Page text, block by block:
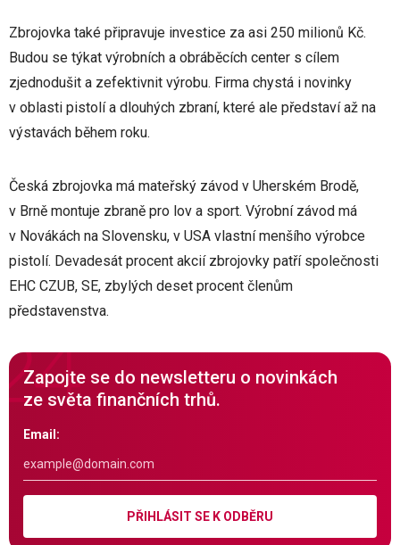
Zbrojovka také připravuje investice za asi 250 milionů Kč.
Budou se týkat výrobních a obráběcích center s cílem
zjednodušit a zefektivnit výrobu. Firma chystá i novinky
v oblasti pistolí a dlouhých zbraní, které ale představí až na
výstavách během roku.
Česká zbrojovka má mateřský závod v Uherském Brodě,
v Brně montuje zbraně pro lov a sport. Výrobní závod má
v Novákách na Slovensku, v USA vlastní menšího výrobce
pistolí. Devadesát procent akcií zbrojovky patří společnosti
EHC CZUB, SE, zbylých deset procent členům
představenstva.
Zapojte se do newsletteru o novinkách
ze světa finančních trhů.
Email:
PŘIHLÁSIT SE K ODBĚRU